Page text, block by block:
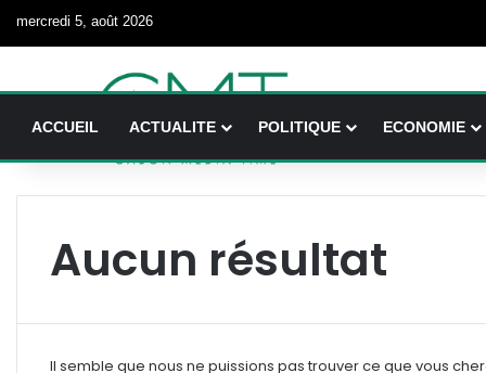
mercredi 5, août 2026
ACCUEIL ACTUALITE POLITIQUE ECONOMIE
Aucun résultat
Il semble que nous ne puissions pas trouver ce que vous